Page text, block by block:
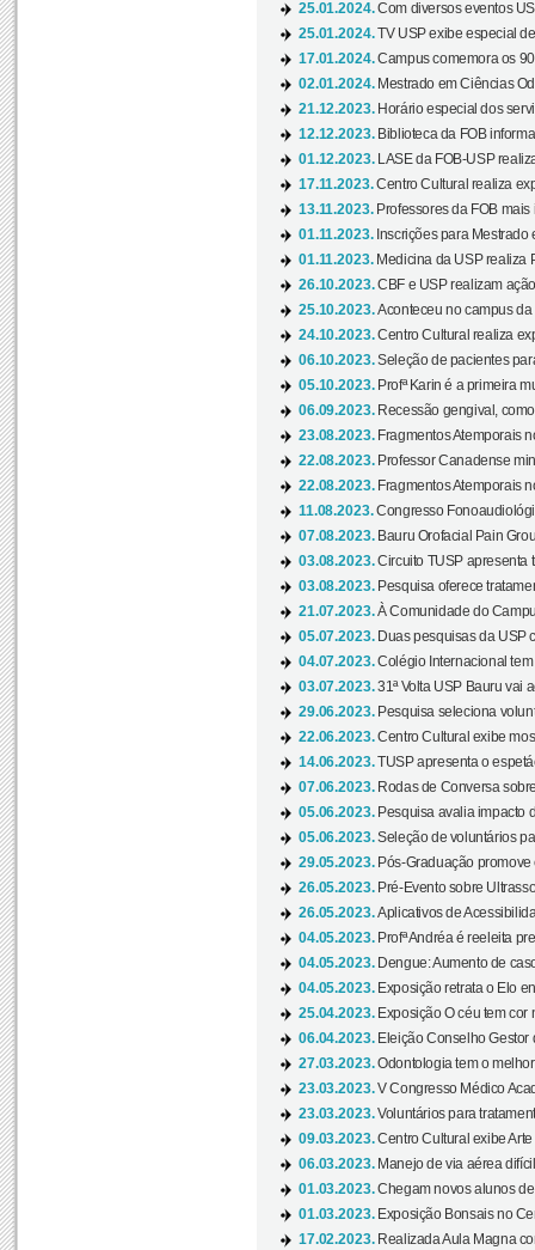
25.01.2024.Com diversos eventos
25.01.2024.TV USP exibe especial
17.01.2024.Campus comemora os
02.01.2024. Mestrado em Ciências
21.12.2023. Horário especial dos
12.12.2023. Biblioteca da FOB
01.12.2023.
LASE da FOB-USP
17.11.2023.Centro Cultural realiza
13.11.2023. Professores da FOB
01.11.2023. Inscrições para
01.11.2023. Medicina da USP realiza
26.10.2023.CBF e USP realizam
25.10.2023.Aconteceu no campus da
24.10.2023.Centro Cultural realiza
06.10.2023.Seleção de pacientes
05.10.2023. Profª Karin é a primeira
06.09.2023. Recessão gengival,
23.08.2023. Fragmentos Atemporais
22.08.2023. Professor Canadense
22.08.2023. Fragmentos Atemporais
11.08.2023.Congresso
07.08.2023. Bauru Orofacial Pain
03.08.2023.Circuito TUSP apresenta
03.08.2023. Pesquisa oferece
21.07.2023.À Comunidade do
05.07.2023. Duas pesquisas da USP
04.07.2023.Colégio Internacional
03.07.2023.31ª Volta USP Bauru vai
29.06.2023. Pesquisa seleciona
22.06.2023.Centro Cultural exibe
14.06.2023.TUSP apresenta o
07.06.2023. Rodas de Conversa
05.06.2023. Pesquisa avalia impacto
05.06.2023.Seleção de voluntários
29.05.2023. Pós-Graduação
26.05.2023. Pré-Evento sobre
26.05.2023.Aplicativos de
04.05.2023. Profª Andréa é reeleita
04.05.2023. Dengue: Aumento de
04.05.2023. Exposição retrata o Elo
25.04.2023. Exposição O céu tem cor
06.04.2023. Eleição Conselho Gestor
27.03.2023.Odontologia tem o
23.03.2023.V Congresso Médico
23.03.2023.Voluntários para
09.03.2023.Centro Cultural exibe
06.03.2023. Manejo de via aérea
01.03.2023.Chegam novos alunos
01.03.2023. Exposição Bonsais no
17.02.2023. Realizada Aula Magna